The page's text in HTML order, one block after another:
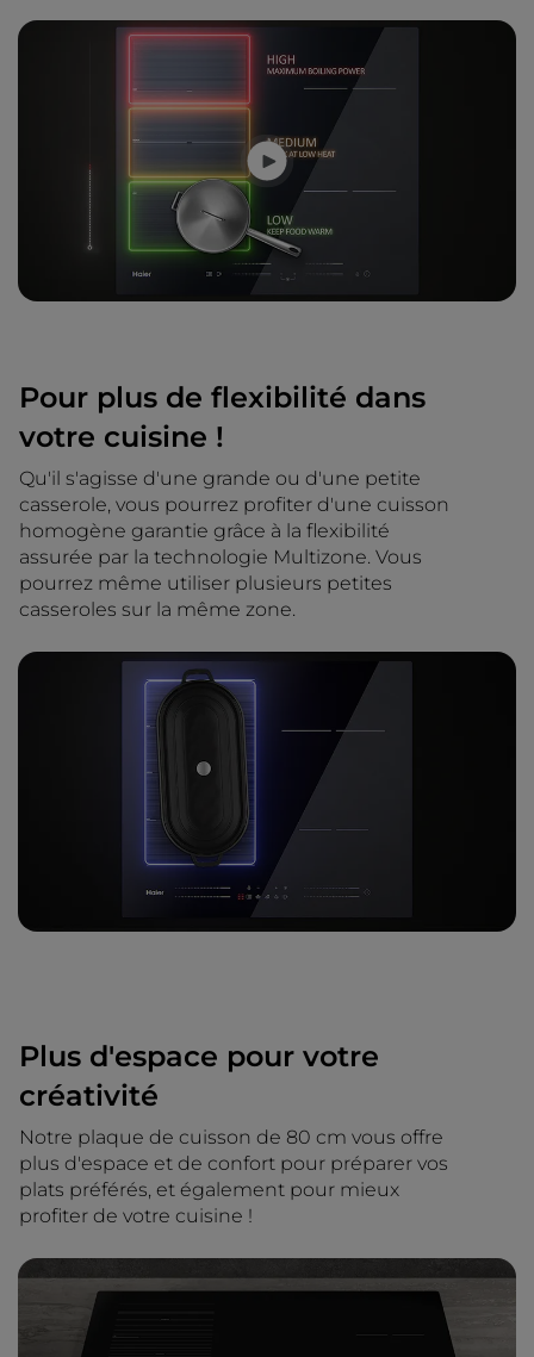
Pour plus de flexibilité dans
votre cuisine !
Qu'il s'agisse d'une grande ou d'une petite
casserole, vous pourrez profiter d'une cuisson
homogène garantie grâce à la flexibilité
assurée par la technologie Multizone. Vous
pourrez même utiliser plusieurs petites
casseroles sur la même zone.
Plus d'espace pour votre
créativité
Notre plaque de cuisson de 80 cm vous offre
plus d'espace et de confort pour préparer vos
plats préférés, et également pour mieux
profiter de votre cuisine !